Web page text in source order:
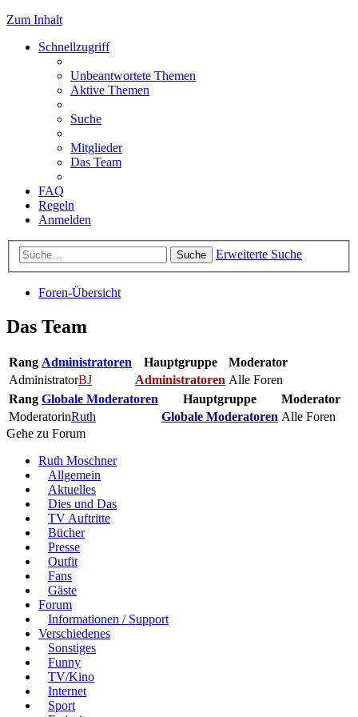
Zum Inhalt
Schnellzugriff
Unbeantwortete Themen
Aktive Themen
Suche
Mitglieder
Das Team
FAQ
Regeln
Anmelden
Suche Erweiterte Suche
Foren-Übersicht
Das Team
Rang Administratoren Hauptgruppe
Moderator
AdministratorBJ Administratoren Alle Foren
Rang Globale Moderatoren Hauptgruppe
Moderator
ModeratorinRuth Globale Moderatoren Alle Foren
Gehe zu Forum
Ruth Moschner
Allgemein
Aktuelles
Dies und Das
TV Auftritte
Bücher
Presse
Outfit
Fans
Gäste
Forum
Informationen / Support
Verschiedenes
Sonstiges
Funny
TV/Kino
Internet
Sport